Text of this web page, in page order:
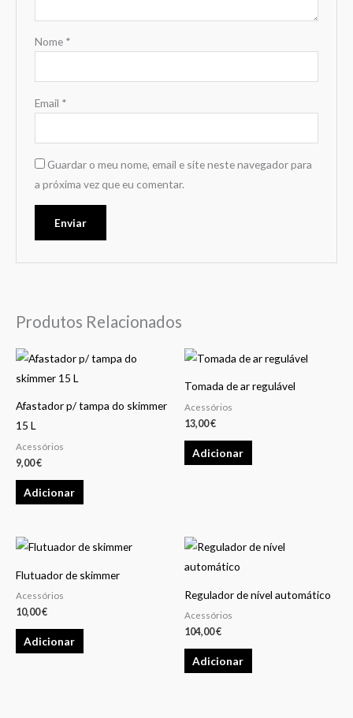
Nome *
Email *
Guardar o meu nome, email e site neste navegador para
a próxima vez que eu comentar.
Produtos Relacionados
Afastador p/ tampa do skimmer
15 L
Acessórios
9,00€
Adicionar
Tomada de ar regulável
Acessórios
13,00€
Adicionar
Flutuador de skimmer
Acessórios
10,00€
Adicionar
Regulador de nível automático
Acessórios
104,00€
Adicionar